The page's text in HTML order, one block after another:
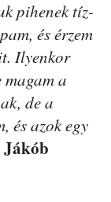
pihenek tíz-
és érzem
Ilyenkor
magam a
de a
és azok egy
Jákób